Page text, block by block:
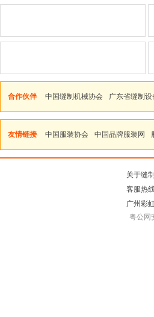
合作伙伴 中国缝制机械协会 广东省缝制
友情链接 中国服装协会 中国品牌服装网
关于缝
客服热
广州彩
粤公网